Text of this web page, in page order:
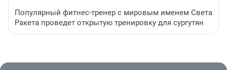
Популярный фитнес-тренер с мировым именем Света
Ракета проведет открытую тренировку для сургутян